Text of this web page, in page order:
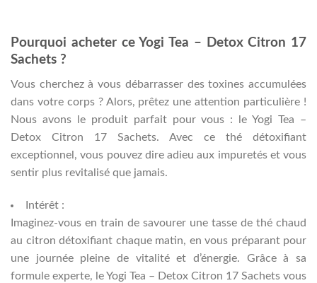
Pourquoi acheter ce Yogi Tea – Detox Citron 17
Sachets ?
Vous cherchez à vous débarrasser des toxines accumulées
dans votre corps ? Alors, prêtez une attention particulière !
Nous avons le produit parfait pour vous : le Yogi Tea –
Detox Citron 17 Sachets. Avec ce thé détoxifiant
exceptionnel, vous pouvez dire adieu aux impuretés et vous
sentir plus revitalisé que jamais.
Intérêt :
Imaginez-vous en train de savourer une tasse de thé chaud
au citron détoxifiant chaque matin, en vous préparant pour
une journée pleine de vitalité et d’énergie. Grâce à sa
formule experte, le Yogi Tea – Detox Citron 17 Sachets vous